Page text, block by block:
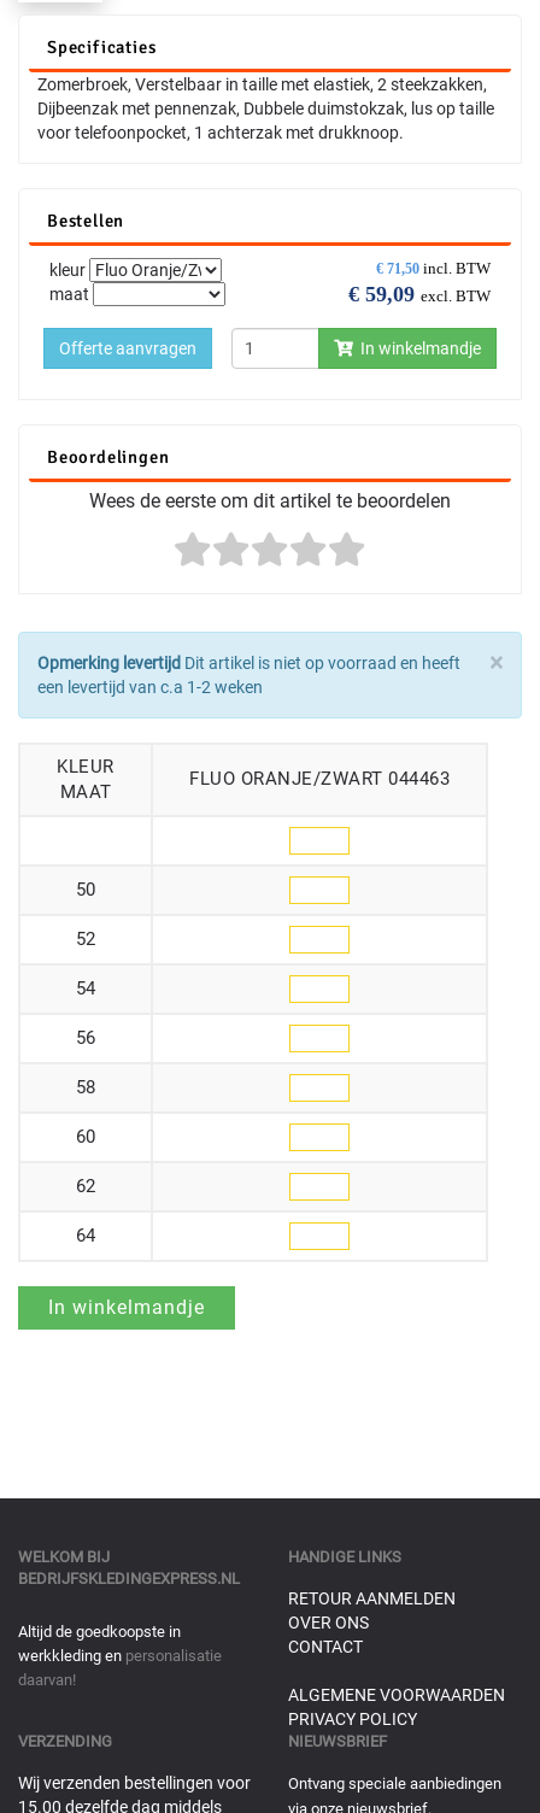
Specificaties
Zomerbroek, Verstelbaar in taille met elastiek, 2 steekzakken,
Dijbeenzak met pennenzak, Dubbele duimstokzak, lus op taille
voor telefoonpocket, 1 achterzak met drukknoop.
Bestellen
€ 71,50 incl. BTW
€ 59,09 excl. BTW
kleur
maat
In winkelmandje
Offerte aanvragen
Beoordelingen
Wees de eerste om dit artikel te beoordelen
×
Opmerking levertijd Dit artikel is niet op voorraad en heeft
een levertijd van c.a 1-2 weken
KLEUR
MAAT
FLUO ORANJE/ZWART 044463
50
52
54
56
58
60
62
64
WELKOM BIJ
BEDRIJFSKLEDINGEXPRESS.NL
Altijd de goedkoopste in
werkkleding en personalisatie
daarvan!
HANDIGE LINKS
RETOUR AANMELDEN
OVER ONS
CONTACT
ALGEMENE VOORWAARDEN
PRIVACY POLICY
VERZENDING
Wij verzenden bestellingen voor
15.00 dezelfde dag middels
NIEUWSBRIEF
Ontvang speciale aanbiedingen
via onze nieuwsbrief.